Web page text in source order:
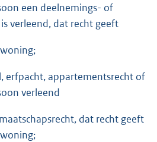
een deelnemings- of
verleend, dat recht geeft
erfpacht, appartementsrecht of
verleend
dat recht geeft